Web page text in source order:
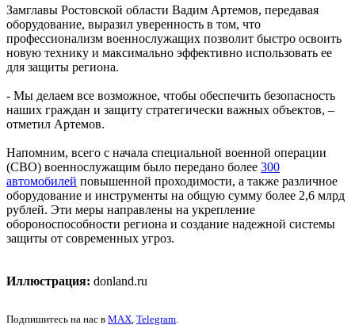
Замглавы Ростовской области Вадим Артемов, передавая
оборудование, выразил уверенность в том, что
профессионализм военнослужащих позволит быстро освоить
новую технику и максимально эффективно использовать ее
для защиты региона.
- Мы делаем все возможное, чтобы обеспечить безопасность
наших граждан и защиту стратегически важных объектов, –
отметил Артемов.
Напомним, всего с начала специальной военной операции
(СВО) военнослужащим было передано более 300
автомобилей повышенной проходимости, а также различное
оборудование и инструменты на общую сумму более 2,6 млрд
рублей. Эти меры направлены на укрепление
обороноспособности региона и создание надежной системы
защиты от современных угроз.
Иллюстрация: donland.ru
Подпишитесь на нас в MAX, Telegram.